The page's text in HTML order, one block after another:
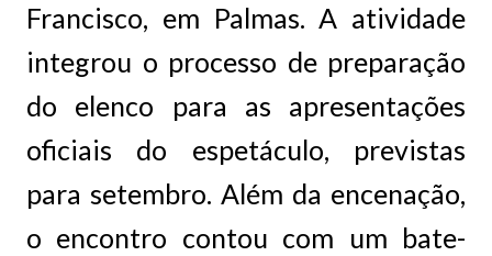
Francisco, em Palmas. A atividade
integrou o processo de preparação
do elenco para as apresentações
oficiais do espetáculo, previstas
para setembro. Além da encenação,
o encontro contou com um bate-